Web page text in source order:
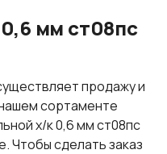
мм ст08пс
продажу и
сортаменте
х/к 0,6 мм ст08пс
Чтобы сделать заказ